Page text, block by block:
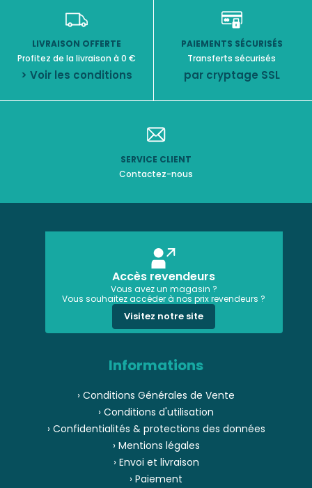
LIVRAISON OFFERTE
Profitez de la livraison à 0 €
> Voir les conditions
PAIEMENTS SÉCURISÉS
Transferts sécurisés
par cryptage SSL
SERVICE CLIENT
Contactez-nous
Accès revendeurs
Vous avez un magasin ?
Vous souhaitez accéder à nos prix revendeurs ?
Visitez notre site
Informations
› Conditions Générales de Vente
› Conditions d'utilisation
› Confidentialités & protections des données
› Mentions légales
› Envoi et livraison
› Paiement